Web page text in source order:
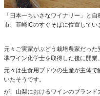
「日本一ちいさなワイナリー」と
市、韮崎ICのすぐそばに位置してい
元々ご実家がぶどう栽培農家だった
準ワイン化学士を取得した後に開業
元々は生食用ブドウの生産が主体
いたそうです。
が、山梨におけるワインのブラン